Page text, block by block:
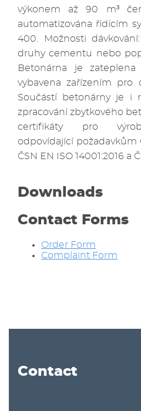
výkonem až 90 m³
automatizována řídícím
400. Možnosti
druhy cementu nebo
Betonárna je
vybavena zařízením pro
Součástí betonárny je i
zpracování zbytkového
certifikáty pro
odpovídající požadavkům
ČSN EN ISO 14001:2016 a
Downloads
Contact Forms
Order Form
Complaint Form
Contact